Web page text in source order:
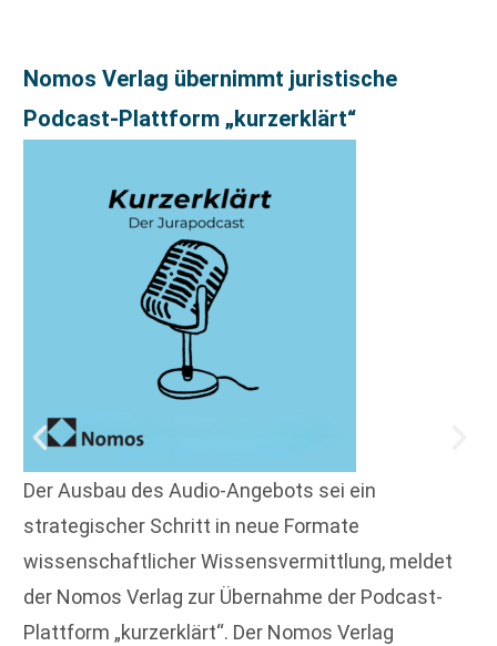
Nomos Verlag übernimmt juristische
Podcast-Plattform „kurzerklärt“
Der Ausbau des Audio-Angebots sei ein
strategischer Schritt in neue Formate
wissenschaftlicher Wissensvermittlung, meldet
der Nomos Verlag zur Übernahme der Podcast-
Plattform „kurzerklärt“. Der Nomos Verlag